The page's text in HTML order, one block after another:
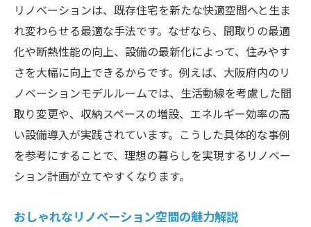
リノベーションは、既存住宅を新たな快適空間へと生ま
れ変わらせる最適な手法です。なぜなら、間取りの最適
化や断熱性能の向上、設備の最新化によって、住みやす
さを大幅に向上できるからです。例えば、大阪府内のリ
ノベーションモデルルームでは、生活動線を考慮した間
取り変更や、収納スペースの増設、エネルギー効率の高
い設備導入が実践されています。こうした具体的な事例
を参考にすることで、理想の暮らしを実現するリノベー
ション計画が立てやすくなります。
おしゃれなリノベーション空間の魅力解説